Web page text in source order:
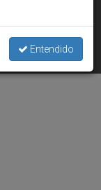
Entendido